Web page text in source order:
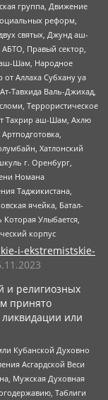
группа, Движение
реформ,
святых, Джунд аш-
Правый сектор,
аш-Шам, Народное
Аллаха Субхану уа
Тавхида Валь-Джихад,
Террористическое
Тахрир аш-Шам, Ахлю
Хатлонский
г. Оренбург,
Номана
Таджикистана,
ячейка, Батал-
Улыбается,
корпус
i-ekstremistskie-
и религиозных
принято
или
Кубанской Духовно
Асгардской Веси
Мужская Духовная
Таблиги